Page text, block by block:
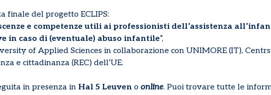
finale del progetto ECLIPS:
e competenze utili ai professionisti dell’assistenza
in caso di (eventuale) abuso infantile”,
of Applied Sciences in collaborazione con UNIMORE (IT),
e cittadinanza (REC) dell’UE.
in presenza in Hal 5 Leuven o online. Puoi trovare tutte le